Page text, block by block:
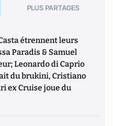
PLUS PARTAGES
étrennent leurs
Paradis & Samuel
Leonardo di Caprio
du brukini, Cristiano
ex Cruise joue du